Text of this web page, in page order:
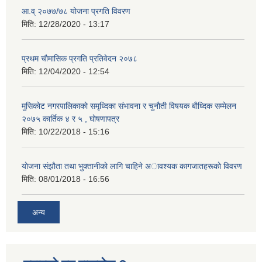
आ.व् २०७७/७८ योजना प्रगति विवरण
मिति: 12/28/2020 - 13:17
प्रथम चाैमासिक प्रगति प्रतिवेदन २०७८
मिति: 12/04/2020 - 12:54
मुसिकाेट नगरपालिकाकाे समृध्दिका संभावना र चुनाैती विषयक बाैध्दिक सम्मेलन
२०७५ कार्तिक ४ र ५ , घाेषणापत्र
मिति: 10/22/2018 - 15:16
याेजना संझाैता तथा भुक्तानीकाे लागि चाहिने अावश्यक कागजातहरूकाे विवरण
मिति: 08/01/2018 - 16:56
अन्य